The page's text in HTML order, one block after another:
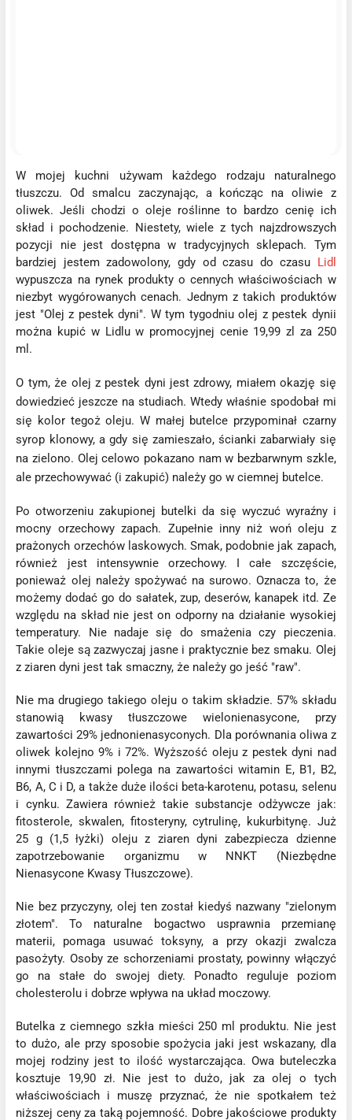
W mojej kuchni używam każdego rodzaju naturalnego
tłuszczu. Od smalcu zaczynając, a kończąc na oliwie z
oliwek. Jeśli chodzi o oleje roślinne to bardzo cenię ich
skład i pochodzenie. Niestety, wiele z tych najzdrowszych
pozycji nie jest dostępna w tradycyjnych sklepach. Tym
bardziej jestem zadowolony, gdy od czasu do czasu Lidl
wypuszcza na rynek produkty o cennych właściwościach w
niezbyt wygórowanych cenach. Jednym z takich produktów
jest "Olej z pestek dyni". W tym tygodniu olej z pestek dynii
można kupić w Lidlu w promocyjnej cenie 19,99 zl za 250
ml.
O tym, że olej z pestek dyni jest zdrowy, miałem okazję się
dowiedzieć jeszcze na studiach. Wtedy właśnie spodobał mi
się kolor tegoż oleju. W małej butelce przypominał czarny
syrop klonowy, a gdy się zamieszało, ścianki zabarwiały się
na zielono. Olej celowo pokazano nam w bezbarwnym szkle,
ale przechowywać (i zakupić) należy go w ciemnej butelce.
Po otworzeniu zakupionej butelki da się wyczuć wyraźny i
mocny orzechowy zapach. Zupełnie inny niż woń oleju z
prażonych orzechów laskowych. Smak, podobnie jak zapach,
również jest intensywnie orzechowy. I całe szczęście,
ponieważ olej należy spożywać na surowo. Oznacza to, że
możemy dodać go do sałatek, zup, deserów, kanapek itd. Ze
względu na skład nie jest on odporny na działanie wysokiej
temperatury. Nie nadaje się do smażenia czy pieczenia.
Takie oleje są zazwyczaj jasne i praktycznie bez smaku. Olej
z ziaren dyni jest tak smaczny, że należy go jeść "raw".
Nie ma drugiego takiego oleju o takim składzie. 57% składu
stanowią kwasy tłuszczowe wielonienasycone, przy
zawartości 29% jednonienasyconych. Dla porównania oliwa z
oliwek kolejno 9% i 72%. Wyższość oleju z pestek dyni nad
innymi tłuszczami polega na zawartości witamin E, B1, B2,
B6, A, C i D, a także duże ilości beta-karotenu, potasu, selenu
i cynku. Zawiera również takie substancje odżywcze jak:
fitosterole, skwalen, fitosteryny, cytrulinę, kukurbitynę. Już
25 g (1,5 łyżki) oleju z ziaren dyni zabezpiecza dzienne
zapotrzebowanie organizmu w NNKT (Niezbędne
Nienasycone Kwasy Tłuszczowe).
Nie bez przyczyny, olej ten został kiedyś nazwany "zielonym
złotem". To naturalne bogactwo usprawnia przemianę
materii, pomaga usuwać toksyny, a przy okazji zwalcza
pasożyty. Osoby ze schorzeniami prostaty, powinny włączyć
go na stałe do swojej diety. Ponadto reguluje poziom
cholesterolu i dobrze wpływa na układ moczowy.
Butelka z ciemnego szkła mieści 250 ml produktu. Nie jest
to dużo, ale przy sposobie spożycia jaki jest wskazany, dla
mojej rodziny jest to ilość wystarczająca. Owa buteleczka
kosztuje 19,90 zł. Nie jest to dużo, jak za olej o tych
właściwościach i muszę przyznać, że nie spotkałem też
niższej ceny za taką pojemność. Dobre jakościowe produkty